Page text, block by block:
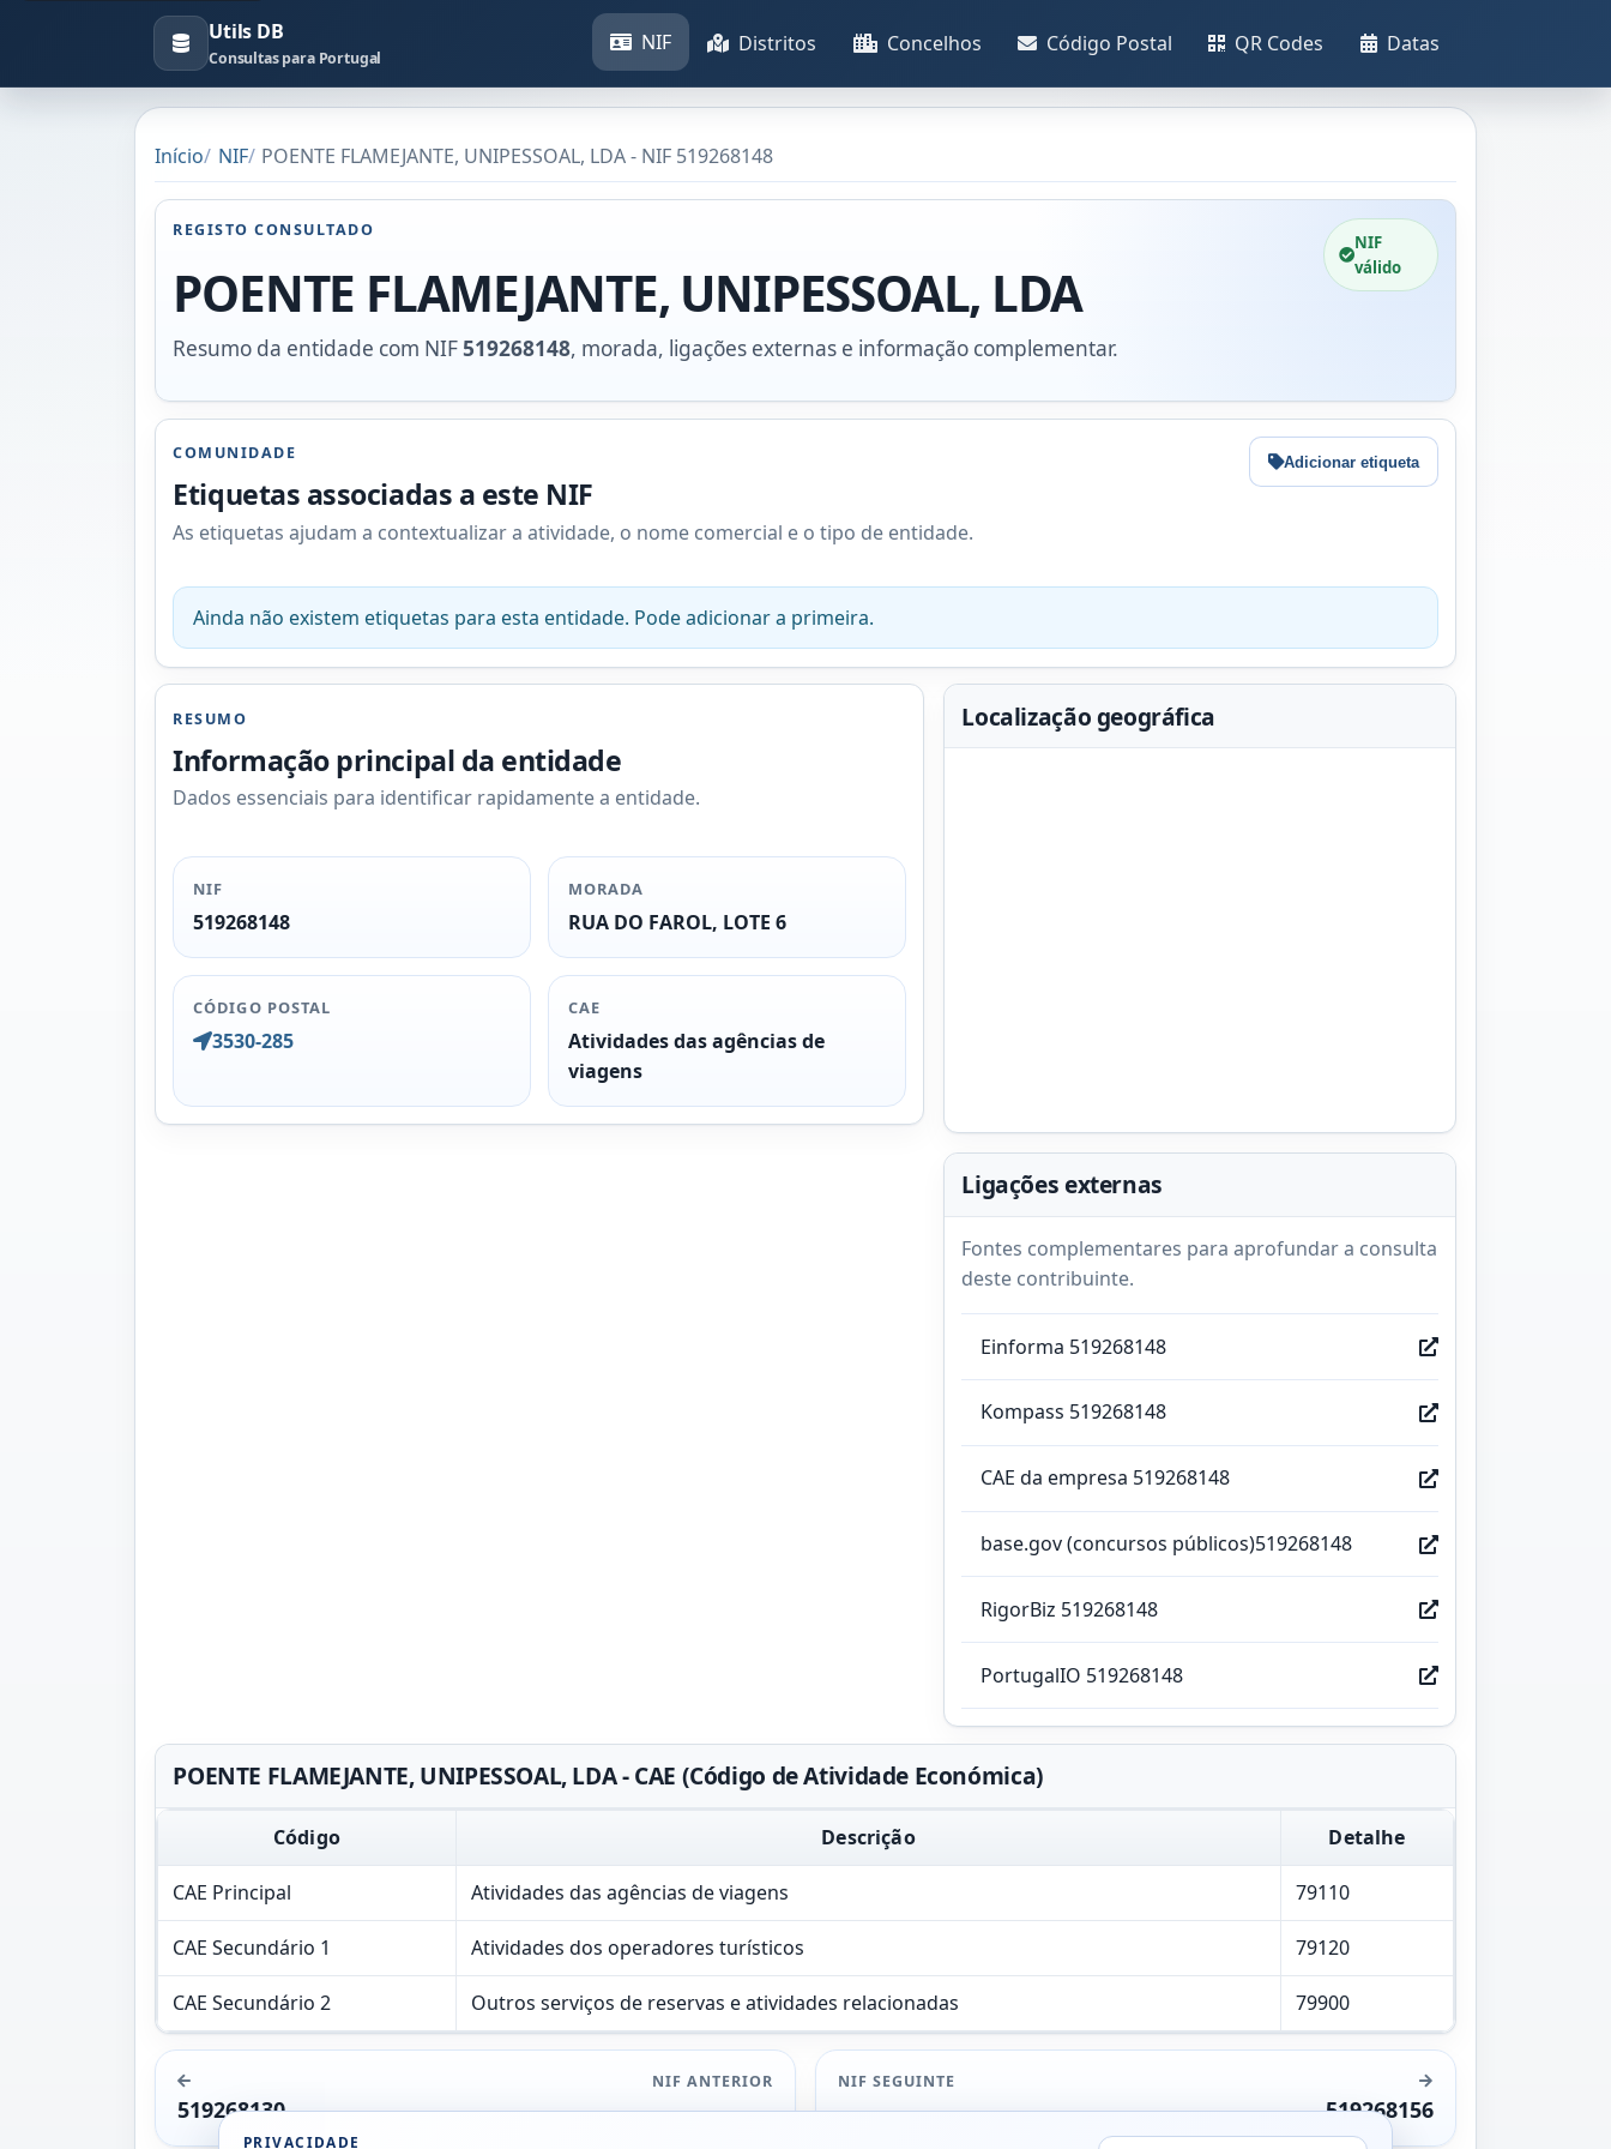
Utils DB
Consultas para Portugal
NIF Distritos Concelhos Código Postal QR Codes Datas
Início NIF POENTE FLAMEJANTE, UNIPESSOAL, LDA - NIF 519268148
REGISTO CONSULTADO
POENTE FLAMEJANTE, UNIPESSOAL, LDA
Resumo da entidade com NIF519268148, morada, ligações externas e informação complementar.
NIF
válido
COMUNIDADE
Etiquetas associadas a este NIF
As etiquetas ajudam a contextualizar a atividade, o nome comercial e o tipo de entidade.
Adicionar etiqueta
Ainda não existem etiquetas para esta entidade. Pode adicionar a primeira.
RESUMO
Informação principal da entidade
Dados essenciais para identificar rapidamente a entidade.
NIF
519268148
MORADA
RUA DO FAROL, LOTE 6
CÓDIGO POSTAL
3530-285
CAE
Atividades das agências de
viagens
Localização geográfica
Ligações externas
Fontes complementares para aprofundar a consulta
deste contribuinte.
Einforma 519268148
Kompass 519268148
CAE da empresa 519268148
base.gov (concursos públicos)519268148
RigorBiz 519268148
PortugalIO 519268148
POENTE FLAMEJANTE, UNIPESSOAL, LDA - CAE (Código de Atividade Económica)
Código Descrição Detalhe
CAE Principal Atividades das agências de viagens 79110
CAE Secundário 1 Atividades dos operadores turísticos 79120
CAE Secundário 2 Outros serviços de reservas e atividades relacionadas 79900
NIF ANTERIOR
519268130
NIF SEGUINTE
519268156
PRIVACIDADE